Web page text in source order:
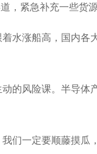
紧急补充一些货源
涨船高，国内各
风险课。半导体
一定要顺藤摸瓜